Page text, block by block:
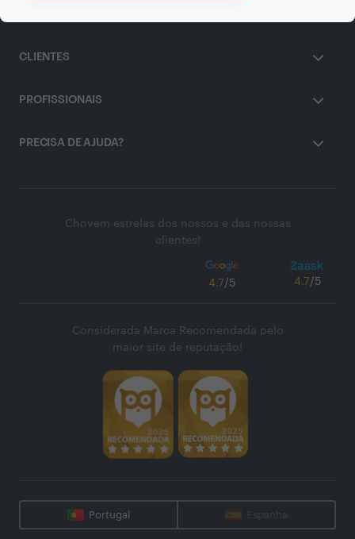
CLIENTES
PROFISSIONAIS
PRECISA DE AJUDA?
Chovem estrelas dos nossos e das nossas
clientes!
4.7/5 4.7/5
Considerada Marca Recomendada pelo
maior site de reputação!
Portugal Espanha